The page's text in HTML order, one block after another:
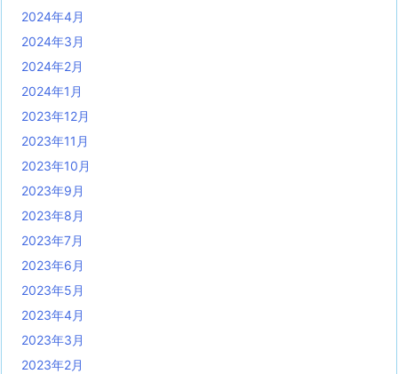
2024年4月
2024年3月
2024年2月
2024年1月
2023年12月
2023年11月
2023年10月
2023年9月
2023年8月
2023年7月
2023年6月
2023年5月
2023年4月
2023年3月
2023年2月